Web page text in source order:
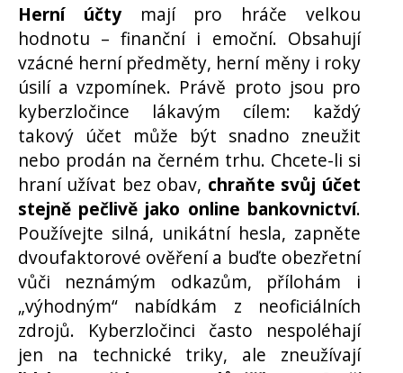
Herní účtymají pro hráče velkou
hodnotu – finanční i emoční. Obsahují
vzácné herní předměty, herní měny i roky
úsilí a vzpomínek. Právě proto jsou pro
kyberzločince lákavým cílem: každý
takový účet může být snadno zneužit
nebo prodán na černém trhu. Chcete-li si
hraní užívat bez obav, chraňte svůj účet
stejně pečlivě jako online bankovnictví.
Používejte silná, unikátní hesla, zapněte
dvoufaktorové ověření a buďte obezřetní
vůči neznámým odkazům, přílohám i
„výhodným“ nabídkám z neoficiálních
zdrojů. Kyberzločinci často nespoléhají
jen na technické triky, ale zneužívají